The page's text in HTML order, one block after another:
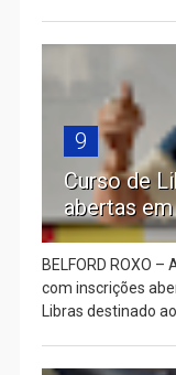
9
Curso de
abertas
BELFORD ROXO
com inscrições
Libras destinado